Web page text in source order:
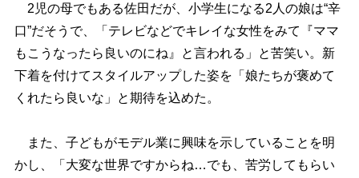
2児の母でもある佐田だが、小学生になる2人の娘は“辛
口”だそうで、「テレビなどでキレイな女性をみて『ママ
もこうなったら良いのにね』と言われる」と苦笑い。新
下着を付けてスタイルアップした姿を「娘たちが褒めて
くれたら良いな」と期待を込めた。
また、子どもがモデル業に興味を示していることを明
かし、「大変な世界ですからね…でも、苦労してもらい